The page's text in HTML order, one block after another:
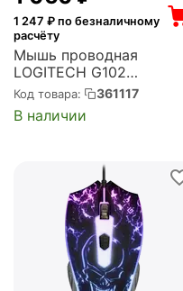
1 247 ₽ по безналичному
расчёту
Мышь проводная
LOGITECH G102
LightSync Lilac USB,
dpi, оптическая,
фиолетовая (910-
Код товара: 361117
В наличии